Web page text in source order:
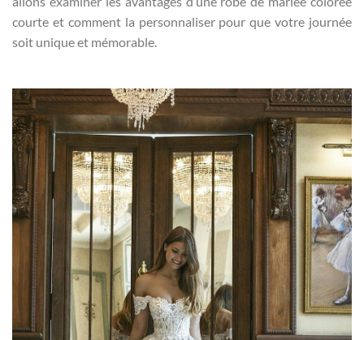
courte et comment la personnaliser pour que votre journée
soit unique et mémorable.